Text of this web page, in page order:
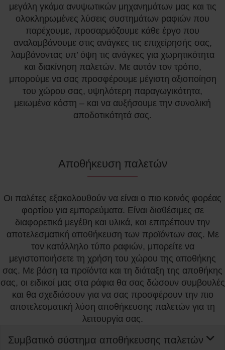
μεγάλη γκάμα ανυψωτικών μηχανημάτων μας και τις
ολοκληρωμένες λύσεις συστημάτων ραφιών που
παρέχουμε, προσαρμόζουμε κάθε έργο που
αναλαμβάνουμε στις ανάγκες τις επιχείρησής σας,
λαμβάνοντας υπ’ όψη τις ανάγκες για χωρητικότητα
και διακίνηση παλετών. Με αυτόν τον τρόπο,
μπορούμε να σας προσφέρουμε μέγιστη αξιοποίηση
του χώρου σας, υψηλότερη παραγωγικότητα,
μειωμένα κόστη – και να αυξήσουμε την συνολική
αποδοτικότητά σας.
Αποθήκευση παλετών
Οι παλέτες εξακολουθούν να είναι ο πιο κοινός φορέας
φορτίου για εμπορεύματα. Είναι διαθέσιμες σε
διαφορετικά μεγέθη και υλικά, και επιτρέπουν την
αποτελεσματική αποθήκευση των προϊόντων σας. Με
τον κατάλληλο τύπο ραφιών, μπορείτε να
μεγιστοποιήσετε τη χρήση του χώρου της αποθήκης
σας. Με βάση τα προϊόντα και τη διάταξη της αποθήκης
σας, οι ειδικοί μας στα ράφια θα σας δώσουν συμβουλές
και θα σχεδιάσουν για να σας προσφέρουν την πιο
αποτελεσματική λύση αποθήκευσης παλετών για τη
λειτουργία σας.
Συμβατικό σύστημα αποθήκευσης παλετών